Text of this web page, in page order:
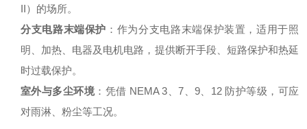
II）的场所。
分支电路末端保护 ：作为分支电路末端保护装置，适用于照
明、加热、电器及电机电路，提供断开手段、短路保护和热延
时过载保护。
室外与多尘环境：凭借 NEMA 3、7、9、12 防护等级，可应
对雨淋、粉尘等工况。